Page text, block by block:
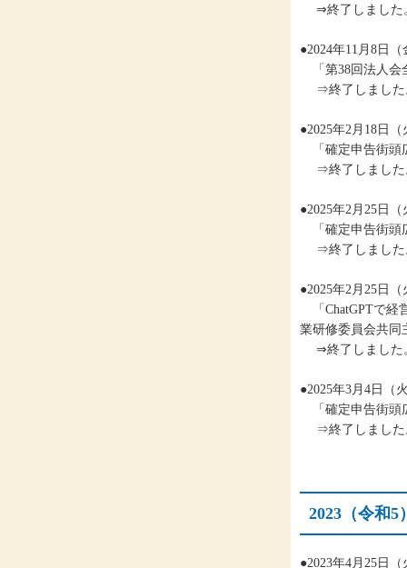
⇒終了しました
●2024年11月8日
「第38回法人会
⇒終了しました
●2025年2月18日
「確定申告街頭
⇒終了しました
●2025年2月25日
「確定申告街頭
⇒終了しました
●2025年2月25日
「ChatGPTで経
業研修委員会共同
⇒終了しました
●2025年3月4日（
「確定申告街頭
⇒終了しました
2023（令和5
●2023年4月25日